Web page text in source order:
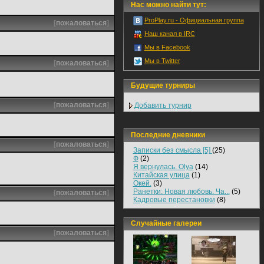
[пожаловаться]
[пожаловаться]
[пожаловаться]
[пожаловаться]
[пожаловаться]
[пожаловаться]
Нас можно найти тут:
ProPlay.ru - Официальная группа
Наш канал в IRC
Мы в Facebook
Мы в Twitter
Будущие турниры
Добавить турнир
Последние дневники
Записки без смысла [5] (25)
Ф(2)
Я вернулась. Olya(14)
Китайская улица(1)
Окей.(3)
Ранетки: Новая любовь. Ча...(5)
Кадровые перестановки (8)
Случайные галереи